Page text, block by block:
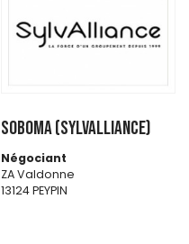
SOBOMA (SYLVALLIANCE)
Négociant
ZA Valdonne
13124 PEYPIN